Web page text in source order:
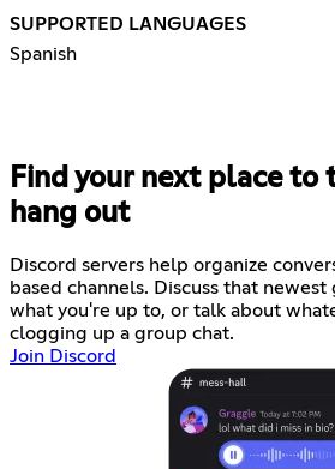
SUPPORTED LANGUAGES
Spanish
Find your next place to
hang out
Discord servers help organize
based channels. Discuss that newest
what you're up to, or talk about
clogging up a group chat.
Join Discord